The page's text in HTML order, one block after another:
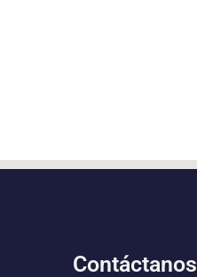
Contáctanos